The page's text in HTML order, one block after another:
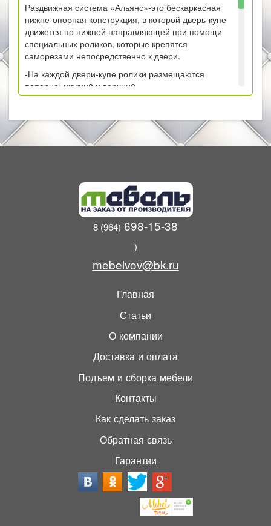
Раздвижная система «Альянс»-это бескаркасная
нижне-опорная конструкция, в которой дверь-купе
движется по нижней направляющей при помощи
специальных роликов, которые крепятся
саморезами непосредственно к двери.
-На каждой двери-купе ролики размещаются
попарно: нижний и верхний.
позволяет ей упасть
-Специальное покрытие роликов обеспечивает
системе, отличается долговечностью и не
подвергается коррозии
-Установка верхних и нижних роликов не требует
предварительных разметок и присадки
8 (964) 698-15-38
)
mebelvov@bk.ru
Главная
Статьи
О компании
Доставка и оплата
Подъем и сборка мебели
Контакты
Как сделать заказ
Обратная связь
Гарантии